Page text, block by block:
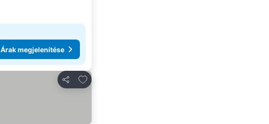
Árak megjelenítése
Megosztás
Hozzáadás a kedvencekhez